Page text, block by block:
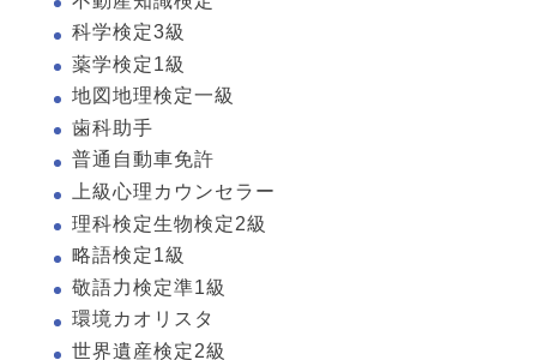
科学検定3級
薬学検定1級
地図地理検定一級
歯科助手
普通自動車免許
上級心理カウンセラー
理科検定生物検定2級
略語検定1級
敬語力検定準1級
環境カオリスタ
世界遺産検定2級